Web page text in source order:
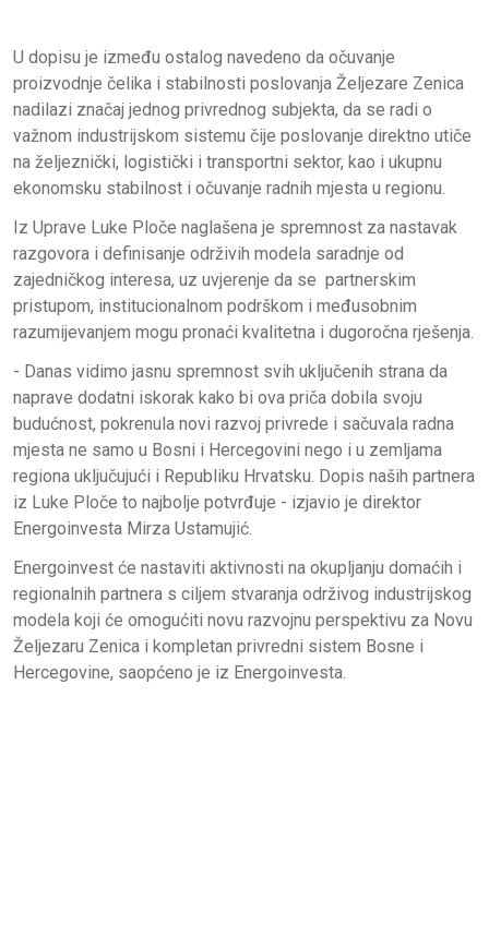
U dopisu je između ostalog navedeno da očuvanje
proizvodnje čelika i stabilnosti poslovanja Željezare Zenica
nadilazi značaj jednog privrednog subjekta, da se radi o
važnom industrijskom sistemu čije poslovanje direktno utiče
na željeznički, logistički i transportni sektor, kao i ukupnu
ekonomsku stabilnost i očuvanje radnih mjesta u regionu.
Iz Uprave Luke Ploče naglašena je spremnost za nastavak
razgovora i definisanje održivih modela saradnje od
zajedničkog interesa, uz uvjerenje da se partnerskim
pristupom, institucionalnom podrškom i međusobnim
razumijevanjem mogu pronaći kvalitetna i dugoročna rješenja.
- Danas vidimo jasnu spremnost svih uključenih strana da
naprave dodatni iskorak kako bi ova priča dobila svoju
budućnost, pokrenula novi razvoj privrede i sačuvala radna
mjesta ne samo u Bosni i Hercegovini nego i u zemljama
regiona uključujući i Republiku Hrvatsku. Dopis naših partnera
iz Luke Ploče to najbolje potvrđuje - izjavio je direktor
Energoinvesta Mirza Ustamujić.
Energoinvest će nastaviti aktivnosti na okupljanju domaćih i
regionalnih partnera s ciljem stvaranja održivog industrijskog
modela koji će omogućiti novu razvojnu perspektivu za Novu
Željezaru Zenica i kompletan privredni sistem Bosne i
Hercegovine, saopćeno je iz Energoinvesta.